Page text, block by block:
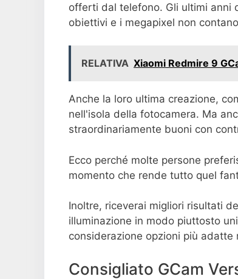
offerti dal telefono. Gli ultimi anni
obiettivi e i megapixel non
RELATIVA Xiaomi Redmire 9
Anche la loro ultima creazione,
nell'isola della fotocamera. Ma
straordinariamente buoni con
Ecco perché molte persone
momento che rende tutto quel
Inoltre, riceverai migliori risultati
illuminazione in modo piuttosto
considerazione opzioni più
Consigliato GCam